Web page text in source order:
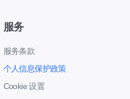
服务
服务条款
个人信息保护政策
Cookie 设置